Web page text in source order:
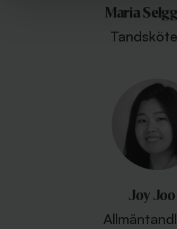
Maria
Joy Joo